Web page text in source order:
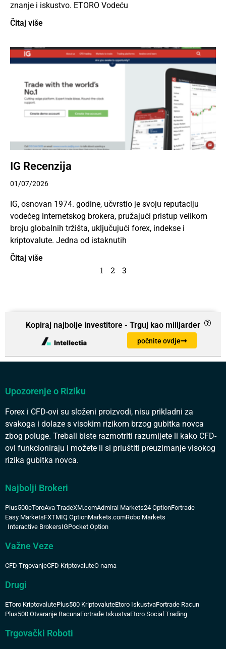
znanje i iskustvo. ETORO Vodeću
Čitaj više
IG Recenzija
01/07/2026
IG, osnovan 1974. godine, učvrstio je svoju reputaciju
vodećeg internetskog brokera, pružajući pristup velikom
broju globalnih tržišta, uključujući forex, indekse i
kriptovalute. Jedna od istaknutih
Čitaj više
1 2 3
Kopiraj najbolje investitore - Trguj kao milijarder
počnite ovdje
Upozorenje o Riziku
Forex i CFD-ovi su složeni proizvodi, nisu prikladni za
svakoga i dolaze s visokim rizikom brzog gubitka novca
zbog poluge. Trebali biste razmotriti razumijete li kako CFD-
ovi funkcioniraju i možete li si priuštiti preuzimanje visokog
rizika gubitka novca.
Najbolji Brokeri
Plus500eToroAva TradeXM.comAdmiral Markets24 OptionFortrade
Easy MarketsFXTMIQ OptionMarkets.comRobo Markets
Interactive BrokersIGPocket Option
Važne Veze
CFD TrgovanjeCFD KriptovaluteO nama
Drugi
EToro KriptovalutePlus500 KriptovaluteEtoro IskustvaFortrade Racun
Plus500 Otvaranje RacunaFortrade IskustvaEtoro Social Trading
Trgovački Roboti